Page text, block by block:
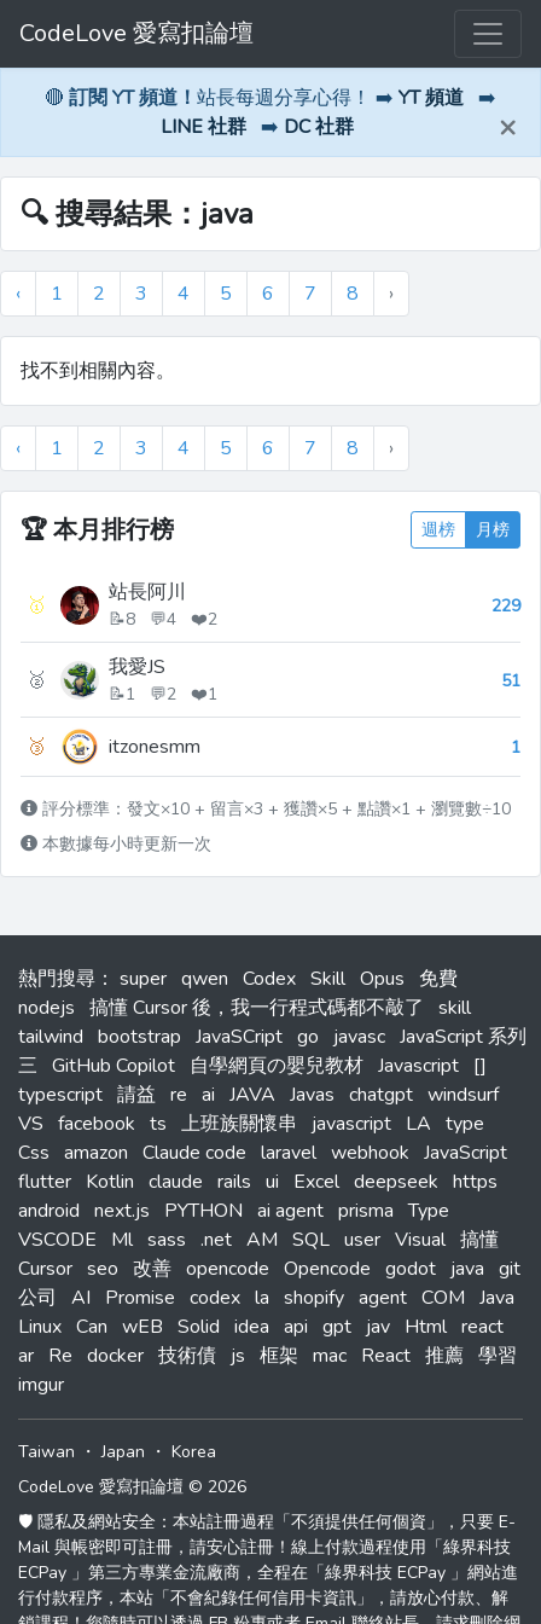
CodeLove 愛寫扣論壇
🔴 訂閱 YT 頻道！ 站長每週分享心得！ ➡️ YT 頻道 ➡️
LINE 社群 ➡️ DC 社群 ×
🔍 搜尋結果：java
‹ 1 2 3 4 5 6 7 8 ›
找不到相關內容。
‹ 1 2 3 4 5 6 7 8 ›
🏆本月排行榜 週榜 月榜
🥇 站長阿川
📝8 💬4 ❤️2
229
🥈 我愛JS
📝1 💬2 ❤️1
51
🥉 itzonesmm 1
評分標準：發文×10 + 留言×3 + 獲讚×5 + 點讚×1 + 瀏覽數÷10
本數據每小時更新一次
熱門搜尋 ： super qwen Codex Skill Opus
免費
nodejs 搞懂 Cursor 後，我一行程式碼都不敲了
skill
tailwind bootstrap JavaSCript go javasc JavaScript 系列
三 GitHub Copilot 自學網頁の嬰兒教材 Javascript []
typescript 請益 re ai JAVA Javas chatgpt windsurf
VS facebook ts 上班族關懷串 javascript LA type
Css amazon Claude code laravel webhook JavaScript
flutter Kotlin claude rails ui Excel deepseek https
android next.js PYTHON ai agent prisma Type
VSCODE
Ml sass .net AM SQL user Visual 搞懂
Cursor seo 改善 opencode Opencode godot java git
公司
AI Promise codex la shopify agent COM Java
Linux Can wEB Solid idea api gpt jav Html react
ar Re docker 技術債 js 框架 mac React 推薦 學習
imgur
Taiwan ・Japan ・ Korea
CodeLove 愛寫扣論壇 © 2026
🛡️ 隱私及網站安全：本站註冊過程「不須提供任何個資」，只要 E-
Mail 與帳密即可註冊，請安心註冊！線上付款過程使用「綠界科技
ECPay 」第三方專業金流廠商，全程在「綠界科技 ECPay 」網站進
行付款程序，本站「不會紀錄任何信用卡資訊」，請放心付款、解